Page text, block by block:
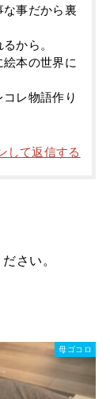
な事だから裏
から。
本の世界に
レ物語作り
して返信する
さい。
母ゴコロ